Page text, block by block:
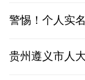
警惕！个人实
贵州遵义市人